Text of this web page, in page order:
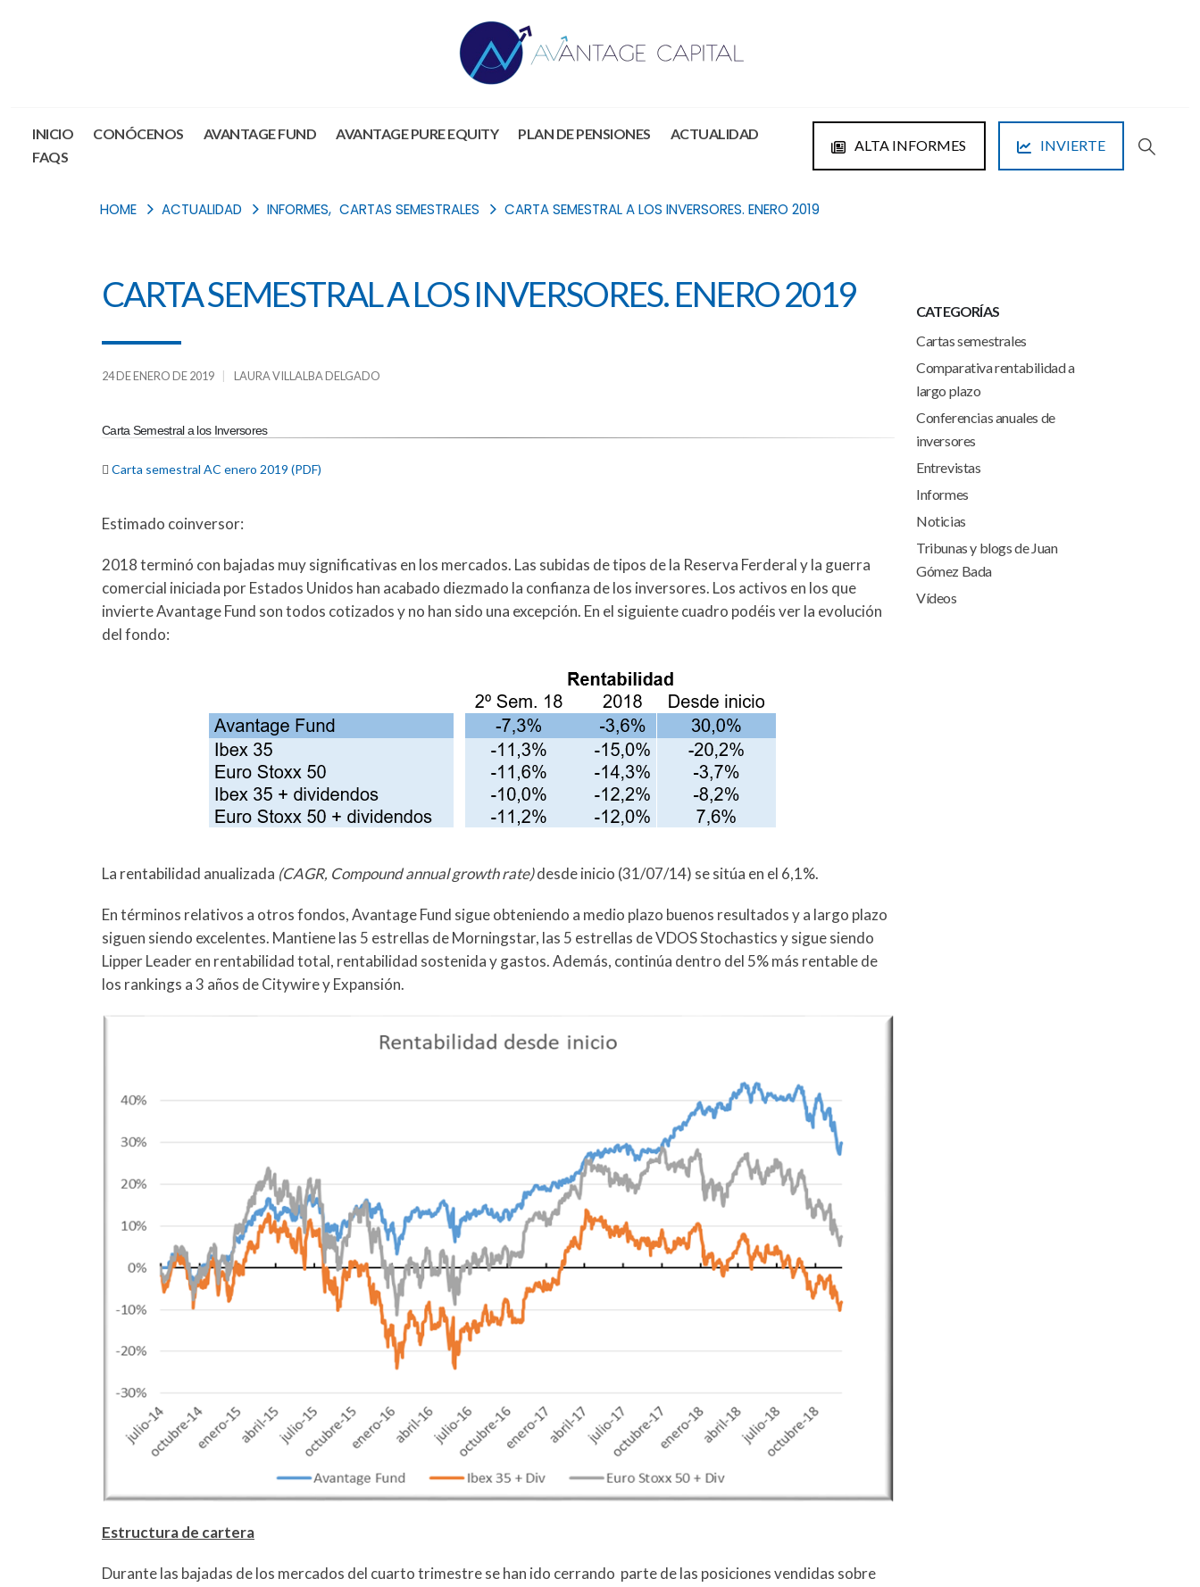
INICIO CONÓCENOS AVANTAGE FUND AVANTAGE PURE EQUITY PLAN DE PENSIONES
ACTUALIDAD
FAQS
ALTA INFORMES INVIERTE
HOME ACTUALIDAD INFORMES, CARTAS SEMESTRALES CARTA SEMESTRAL A LOS INVERSORES. ENERO 2019
CARTA SEMESTRAL A LOS INVERSORES. ENERO 2019
24 DE ENERO DE 2019 LAURA VILLALBA DELGADO
Carta Semestral a los Inversores
 Carta semestral AC enero 2019 (PDF)
Estimado coinversor:
2018 terminó con bajadas muy significativas en los mercados. Las subidas de tipos de la Reserva Ferderal y la guerra
comercial iniciada por Estados Unidos han acabado diezmado la confianza de los inversores. Los activos en los que
invierte Avantage Fund son todos cotizados y no han sido una excepción. En el siguiente cuadro podéis ver la evolución
del fondo:
La rentabilidad anualizada (CAGR, Compound annual growth rate)desde inicio (31/07/14) se sitúa en el 6,1%.
En términos relativos a otros fondos, Avantage Fund sigue obteniendo a medio plazo buenos resultados y a largo plazo
siguen siendo excelentes. Mantiene las 5 estrellas de Morningstar, las 5 estrellas de VDOS Stochastics y sigue siendo
Lipper Leader en rentabilidad total, rentabilidad sostenida y gastos. Además, continúa dentro del 5% más rentable de
los rankings a 3 años de Citywire y Expansión.
Estructura de cartera
Durante las bajadas de los mercados del cuarto trimestre se han ido cerrando parte de las posiciones vendidas sobre
CATEGORÍAS
Cartas semestrales
Comparativa rentabilidad a
largo plazo
Conferencias anuales de
inversores
Entrevistas
Informes
Noticias
Tribunas y blogs de Juan
Gómez Bada
Vídeos